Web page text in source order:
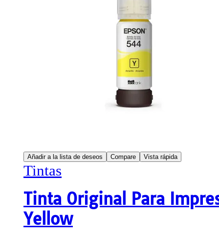
Añadir a la lista de deseos Compare Vista rápida
Tintas
Tinta Original Para
Yellow